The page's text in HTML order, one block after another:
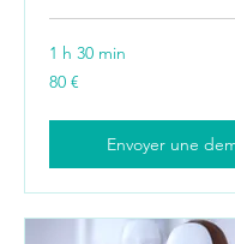
1 h 30 min
80
euros
80 €
Envoyer une